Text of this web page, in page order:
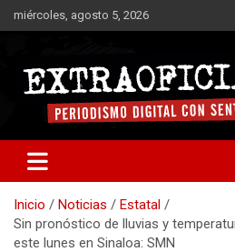
Saltar
al
miércoles, agosto 5, 2026
Extraoficial
Inicio Noticias
Estatal
Sin pronóstico de lluvias y
este lunes en Sinaloa: SMN